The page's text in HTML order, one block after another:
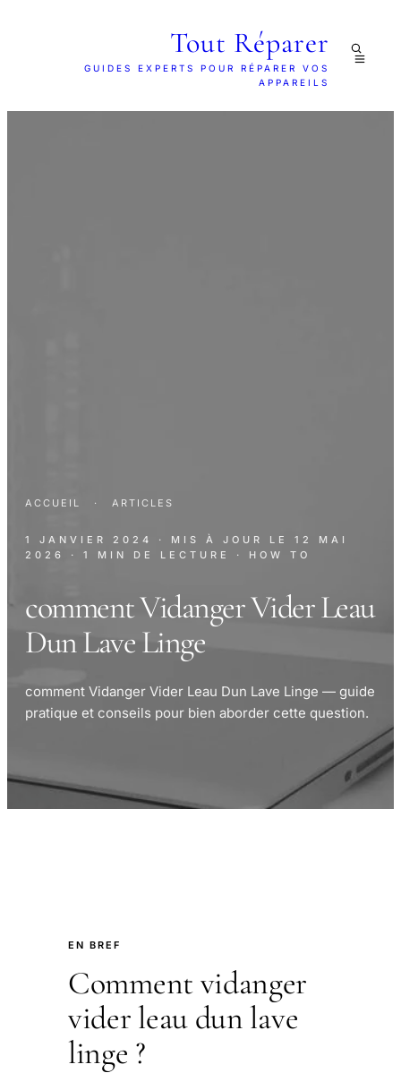
Tout Réparer
GUIDES EXPERTS POUR RÉPARER VOS
APPAREILS
ACCUEIL · ARTICLES
1 JANVIER 2024 · MIS À JOUR LE 12 MAI
2026
· 1 MIN DE LECTURE · HOW TO
comment Vidanger Vider Leau
Dun Lave Linge
comment Vidanger Vider Leau Dun Lave Linge — guide
pratique et conseils pour bien aborder cette question.
EN BREF
Comment vidanger
vider leau dun lave
linge ?